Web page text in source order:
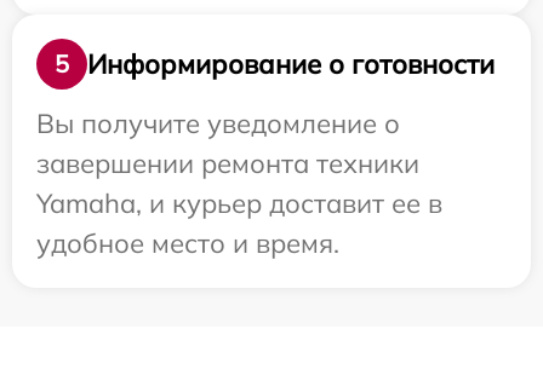
5
Информирование о готовности
Вы получите уведомление о
завершении ремонта техники
Yamaha, и курьер доставит ее в
удобное место и время.